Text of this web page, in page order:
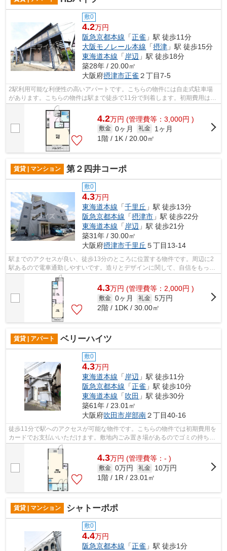
敷0
4.2万円
阪急京都本線 「正雀 」駅 徒歩11分
大阪モノレール本線 「摂津 」駅 徒歩15分
東海道本線 「 岸辺 」駅 徒歩18分
築28年 / 20.00㎡
大阪府摂津市正雀 ２丁目7-5
2駅利用可能な利便性の高いアパートです。こちらの物件には自走式駐車場
があります。こちらの物件は駅まで徒歩で11分で到着します。初期費用はカ
ードで決済いただけます。摂津市にある...
4.2万円 (管理費等：3,000円 )
敷金 0ヶ月 礼金
1ヶ月
1階 / 1K / 20.00㎡
賃貸 | マンション 第２四井コーポ
敷0
4.3万円
東海道本線 「千里丘 」駅 徒歩13分
阪急京都本線 「摂津市 」駅 徒歩22分
東海道本線 「 岸辺 」駅 徒歩21分
築31年 / 30.00㎡
大阪府摂津市千里丘 ５丁目13-14
駅までのアクセスが良い、徒歩13分のところに位置する物件です。周辺に2
駅あるので電車通勤しやすいです。造りとデザインに関して、自信をもって
情報を提供できるマンションです。地震...
4.3万円 (管理費等：2,000円 )
敷金 0ヶ月 礼金 5万円
2階 / 1DK / 30.00㎡
賃貸 | アパート ベリーハイツ
敷0
4.3万円
東海道本線 「 岸辺 」駅 徒歩11分
阪急京都本線 「正雀 」駅 徒歩10分
東海道本線 「吹田 」駅 徒歩30分
築61年 / 23.01㎡
大阪府吹田市岸部南２丁目40‐16
徒歩11分で駅へのアクセスが可能な物件です。こちらの物件では初期費用を
カードでお支払いいただけます。敷地内ごみ置き場があるのでゴミの持ち運
びの負担を少しでも減らすことができ...
4.3万円 (管理費等：- )
敷金 0万円 礼金
10万円
1階 / 1R / 23.01㎡
賃貸 | マンション シャトーポポ
敷0
4.4万円
阪急京都本線 「正雀 」駅 徒歩1分